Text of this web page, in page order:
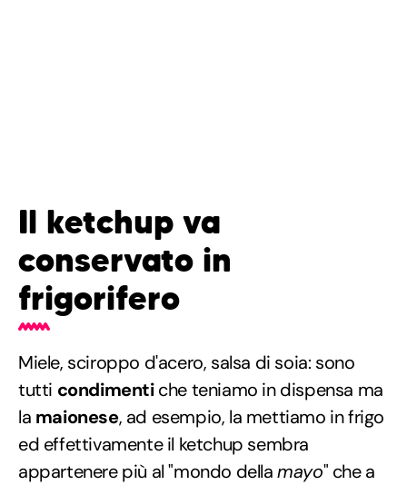
Il ketchup va
conservato in
frigorifero
Miele, sciroppo d'acero, salsa di soia: sono
tutti condimentiche teniamo in dispensa ma
la maionese, ad esempio, la mettiamo in frigo
ed effettivamente il ketchup sembra
appartenere più al "mondo dellamayo" che a